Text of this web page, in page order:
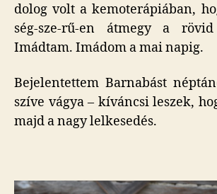
dolog volt a kemoterápiában,
ség-sze-rű-en átmegy a
Imádtam. Imádom a mai napig.
Bejelentettem Barnabást
szíve vágya – kíváncsi leszek,
majd a nagy lelkesedés.